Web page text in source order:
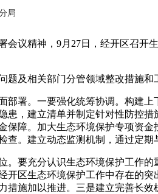
局
会议精神，9月27日，经开区召
题及相关部门分管领域整改措施和
部署。一要强化统筹协调。构建
患，建立清单并制定针对性防控
保障。加大生态环境保护专项资
查。建立动态监测机制，通过定
。要充分认识生态环境保护工作
开区生态环境保护工作中存在的
措施加以推进。三是建立完善长